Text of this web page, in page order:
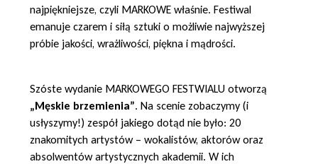
najpiękniejsze, czyli MARKOWE właśnie. Festiwal
emanuje czarem i siłą sztuki o możliwie najwyższej
próbie jakości, wrażliwości, piękna i mądrości.
Szóste wydanie MARKOWEGO FESTWIALU otworzą
„Męskie brzemienia”. Na scenie zobaczymy (i
usłyszymy!) zespół jakiego dotąd nie było: 20
znakomitych artystów – wokalistów, aktorów oraz
absolwentów artystycznych akademii. W ich